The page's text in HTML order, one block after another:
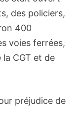
des policiers,
400
voies ferrées,
la CGT et de
préjudice de